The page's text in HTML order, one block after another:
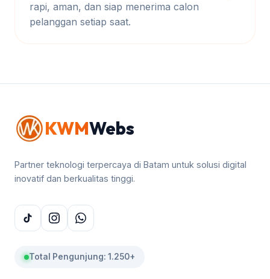
rapi, aman, dan siap menerima calon
pelanggan setiap saat.
KWMWebs
Partner teknologi terpercaya di Batam untuk solusi digital
inovatif dan berkualitas tinggi.
Total Pengunjung: 1.250+